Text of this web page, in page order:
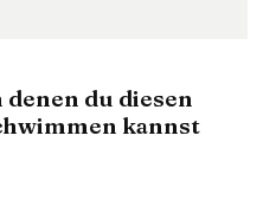
du diesen
kannst